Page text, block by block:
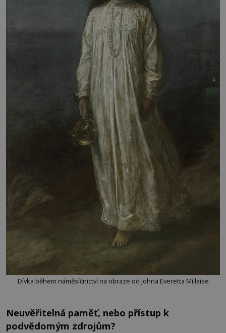
Dívka během náměsíčnictví na obraze od Johna Everetta Millaise
Neuvěřitelná paměť, nebo přístup k
podvědomým zdrojům?